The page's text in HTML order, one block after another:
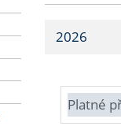
Strategie
Fakultní
Učitelské
2026
Platné